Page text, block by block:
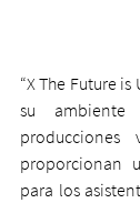
“X The Future
su
producciones
proporcionan
para los